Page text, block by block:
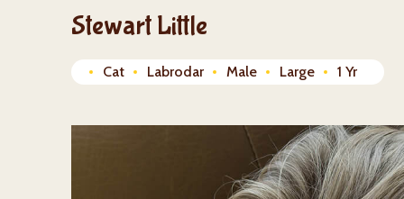
Stewart Little
Cat Labrodar Male Large 1 Yr